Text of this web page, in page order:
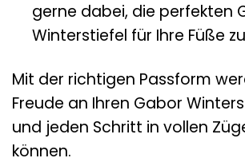
gerne dabei, die perfekten
Winterstiefel für Ihre Füße
Mit der richtigen Passform
Freude an Ihren Gabor
und jeden Schritt in vollen
können.